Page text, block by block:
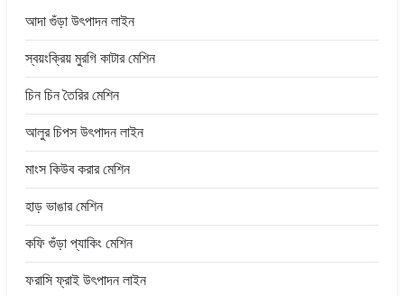
আদা গুঁড়া উৎপাদন লাইন
স্বয়ংক্রিয় মুরগি কাটার মেশিন
চিন চিন তৈরির মেশিন
আলুর চিপস উৎপাদন লাইন
মাংস কিউব করার মেশিন
হাড় ভাঙার মেশিন
কফি গুঁড়া প্যাকিং মেশিন
ফরাসি ফ্রাই উৎপাদন লাইন